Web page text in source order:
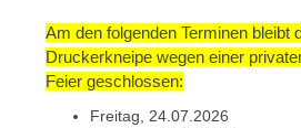
Am den folgenden Terminen bleibt
Druckerkneipe wegen einer
Feier geschlossen:
Freitag, 24.07.2026